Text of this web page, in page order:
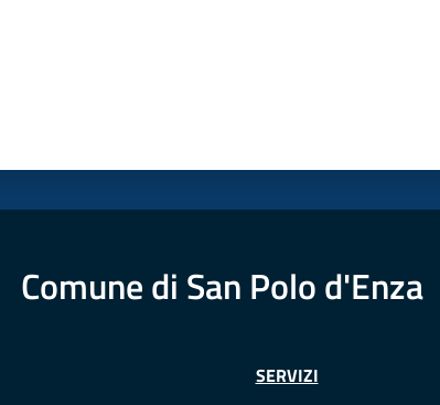
Comune di San Polo d'Enza
SERVIZI